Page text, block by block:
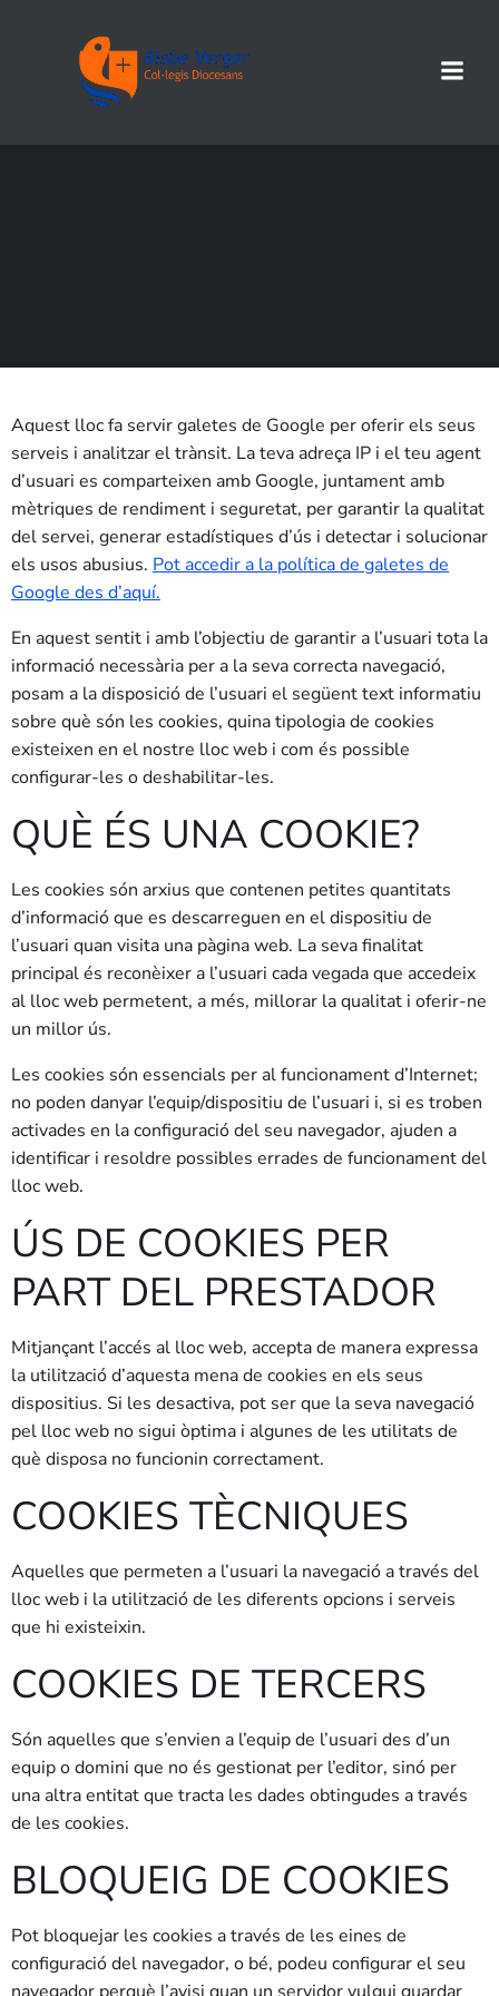
Aquest lloc fa servir galetes de Google per oferir els seus
serveis i analitzar el trànsit. La teva adreça IP i el teu agent
d’usuari es comparteixen amb Google, juntament amb
mètriques de rendiment i seguretat, per garantir la qualitat
del servei, generar estadístiques d’ús i detectar i solucionar
els usos abusius. Pot accedir a la política de galetes de
Google des d’aquí.
En aquest sentit i amb l’objectiu de garantir a l’usuari tota la
informació necessària per a la seva correcta navegació,
posam a la disposició de l’usuari el següent text informatiu
sobre què són les cookies, quina tipologia de cookies
existeixen en el nostre lloc web i com és possible
configurar-les o deshabilitar-les.
QUÈ ÉS UNA COOKIE?
Les cookies són arxius que contenen petites quantitats
d’informació que es descarreguen en el dispositiu de
l’usuari quan visita una pàgina web. La seva finalitat
principal és reconèixer a l’usuari cada vegada que accedeix
al lloc web permetent, a més, millorar la qualitat i oferir-ne
un millor ús.
Les cookies són essencials per al funcionament d’Internet;
no poden danyar l’equip/dispositiu de l’usuari i, si es troben
activades en la configuració del seu navegador, ajuden a
identificar i resoldre possibles errades de funcionament del
lloc web.
ÚS DE COOKIES PER
PART DEL PRESTADOR
Mitjançant l’accés al lloc web, accepta de manera expressa
la utilització d’aquesta mena de cookies en els seus
dispositius. Si les desactiva, pot ser que la seva navegació
pel lloc web no sigui òptima i algunes de les utilitats de
què disposa no funcionin correctament.
COOKIES TÈCNIQUES
Aquelles que permeten a l’usuari la navegació a través del
lloc web i la utilització de les diferents opcions i serveis
que hi existeixin.
COOKIES DE TERCERS
Són aquelles que s’envien a l’equip de l’usuari des d’un
equip o domini que no és gestionat per l’editor, sinó per
una altra entitat que tracta les dades obtingudes a través
de les cookies.
BLOQUEIG DE COOKIES
Pot bloquejar les cookies a través de les eines de
configuració del navegador, o bé, podeu configurar el seu